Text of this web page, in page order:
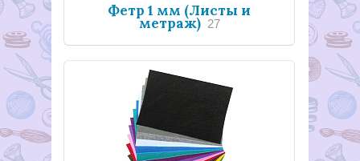
Фетр 1 мм (Листы и
метраж) 27